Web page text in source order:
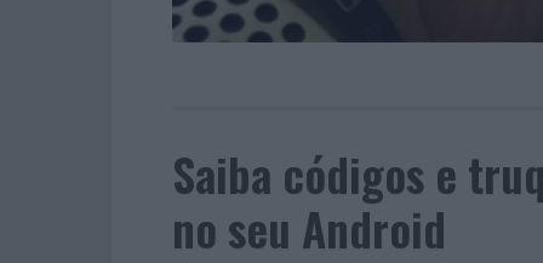
Saiba códigos e
no seu Android